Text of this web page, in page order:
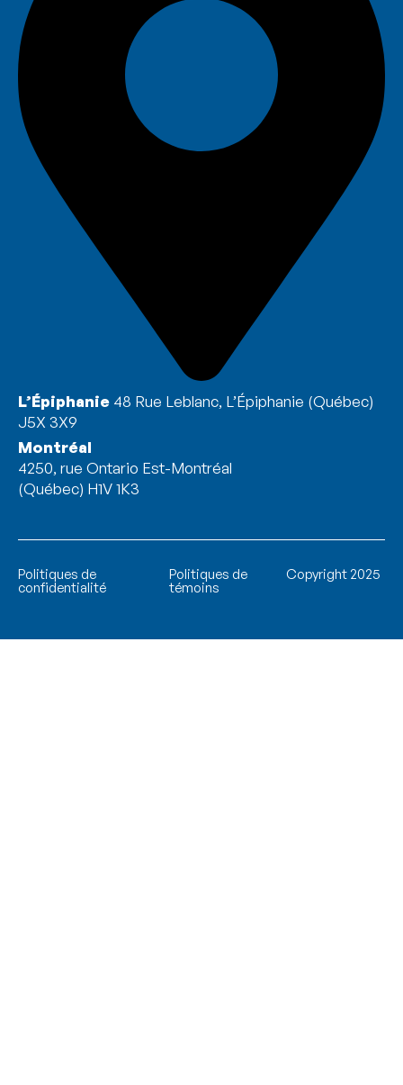
L’Épiphanie 48 Rue Leblanc, L’Épiphanie (Québec)
J5X 3X9
Montréal
4250, rue Ontario Est-Montréal
(Québec) H1V 1K3
Politiques de
confidentialité
Politiques de
témoins
Copyright 2025